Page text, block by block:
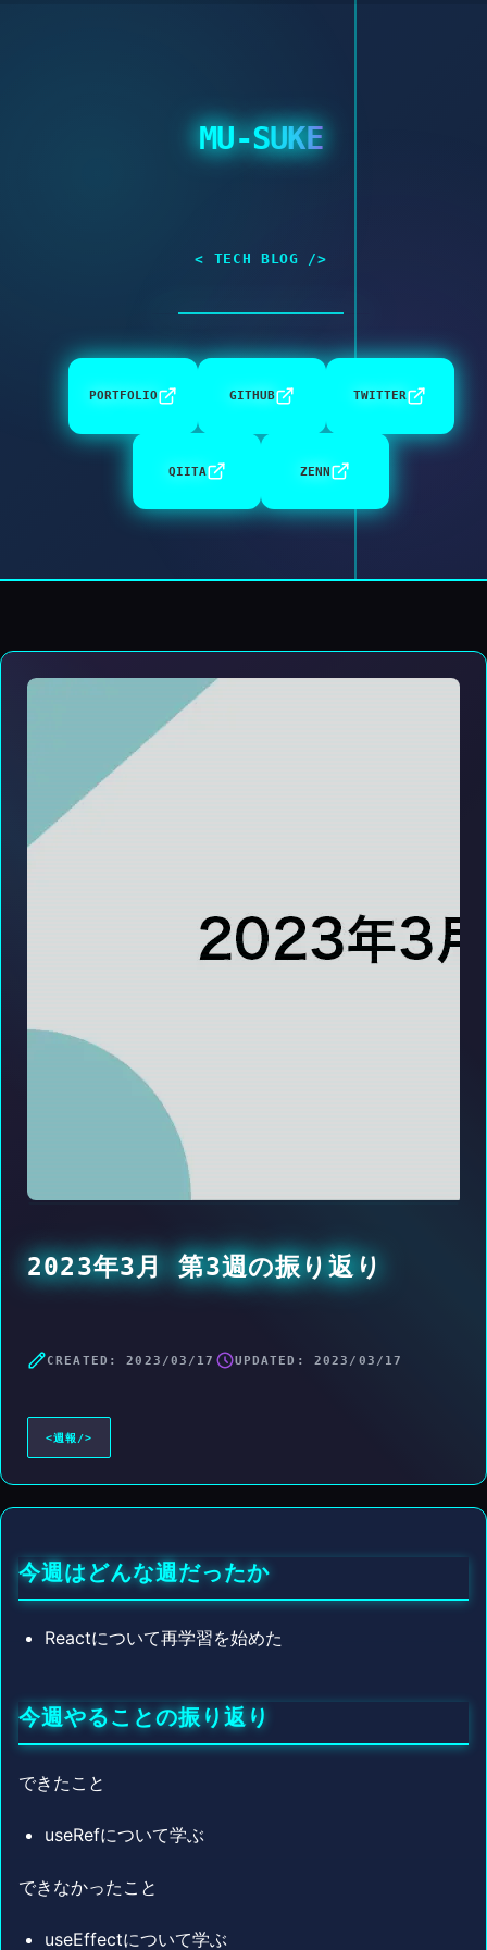
MU-SUKE
< TECH BLOG />
PORTFOLIO GITHUB TWITTER
QIITA ZENN
2023年3月 第3週の振り返り
CREATED:2023/03/17 UPDATED: 2023/03/17
<週報 />
今週はどんな週だったか
Reactについて再学習を始めた
今週やることの振り返り
できたこと
useRefについて学ぶ
できなかったこと
useEffectについて学ぶ